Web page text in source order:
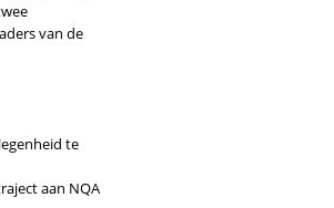
van de
te
aan NQA